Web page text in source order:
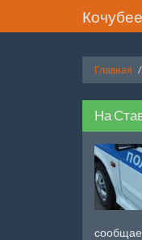
Главная
На